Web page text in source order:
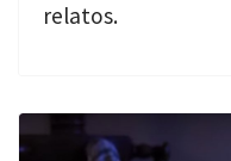
relatos.